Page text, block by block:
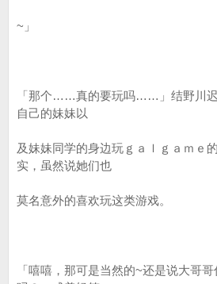
~」
「那个……真的要玩吗……」结野川
自己的妹妹以
及妹妹同学的身边玩ｇａｌｇａｍｅ
实，虽然说她们也
莫名意外的喜欢玩这类游戏。
「嘻嘻，那可是当然的~还是说大哥